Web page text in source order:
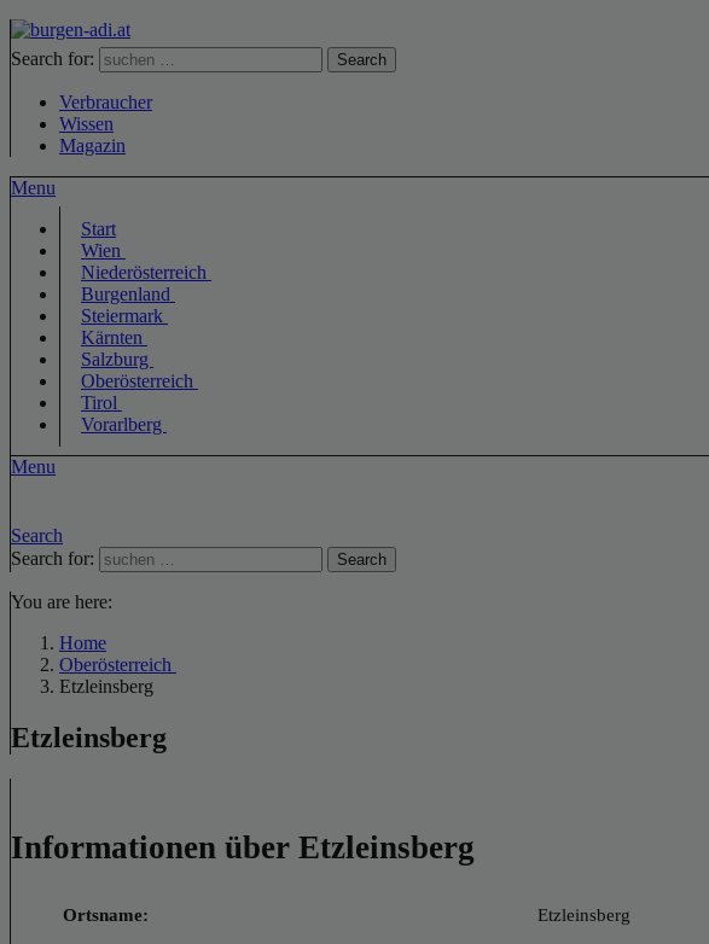
Search for: Search
Verbraucher
Wissen
Magazin
Menu
Start
Wien
Niederösterreich
Burgenland
Steiermark
Kärnten
Salzburg
Oberösterreich
Tirol
Vorarlberg
Menu
Search
Search for:
Search
You are here:
Home
Oberösterreich
Etzleinsberg
Etzleinsberg
Informationen über Etzleinsberg
Ortsname: Etzleinsberg